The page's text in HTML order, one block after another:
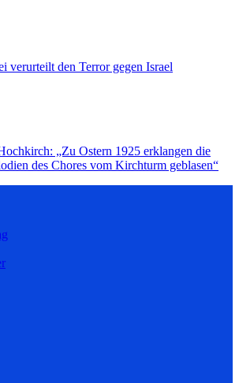
verurteilt den Terror gegen Israel
„Zu Ostern 1925 erklangen die
des Chores vom Kirchturm geblasen“